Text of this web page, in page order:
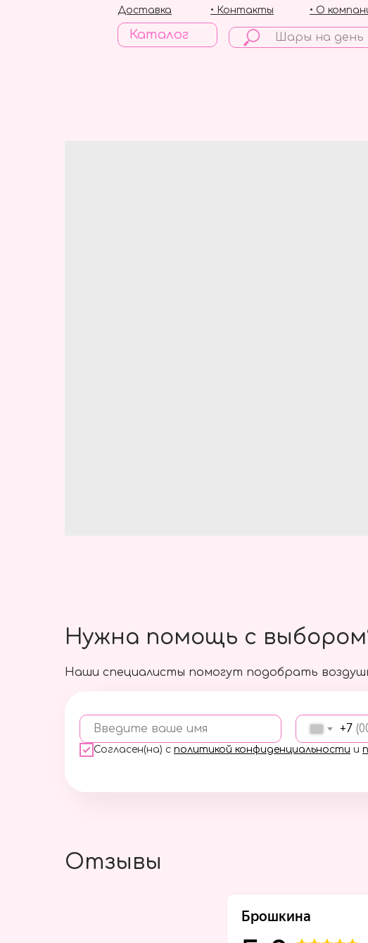
Каталог
• О
• Контакты
Доставка
Наши специалисты помогут подобрать
Введите ваше имя +7
Согласен(на) с политикой конфиденциальности и
Нужна помощь с
Отзывы